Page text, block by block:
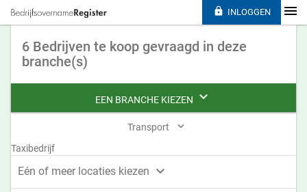
6 Bedrijven te koop gevraagd in deze
branche(s)
EEN BRANCHE KIEZEN 
Transport 
Taxibedrijf
Eén of meer locaties kiezen 
 INLOGGEN